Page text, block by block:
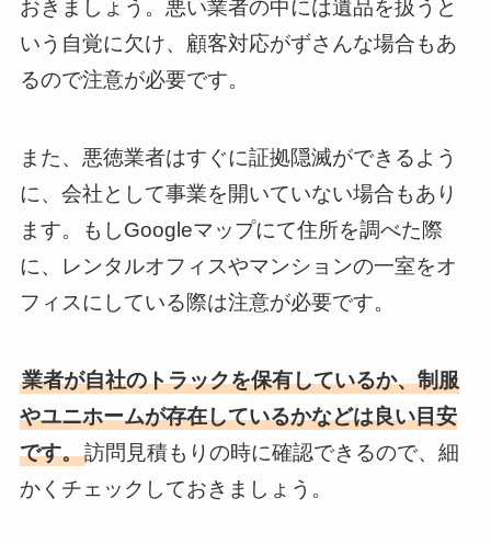
おきましょう。悪い業者の中には遺品を扱うと
いう自覚に欠け、顧客対応がずさんな場合もあ
るので注意が必要です。
また、悪徳業者はすぐに証拠隠滅ができるよう
に、会社として事業を開いていない場合もあり
ます。もしGoogleマップにて住所を調べた際
に、レンタルオフィスやマンションの一室をオ
フィスにしている際は注意が必要です。
業者が自社のトラックを保有しているか、制服
やユニホームが存在しているかなどは良い目安
です。訪問見積もりの時に確認できるので、細
かくチェックしておきましょう。